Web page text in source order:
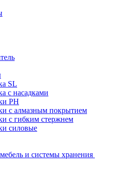
SL
с насадками
PH
с алмазным покрытием
с гибким стержнем
силовые
и системы хранения